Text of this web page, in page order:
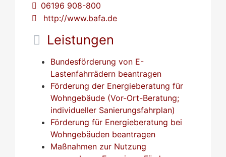
06196 908-800
http://www.bafa.de
Leistungen
Bundesförderung von E-
Lastenfahrrädern beantragen
Förderung der Energieberatung für
Wohngebäude (Vor-Ort-Beratung;
individueller Sanierungsfahrplan)
Förderung für Energieberatung bei
Wohngebäuden beantragen
Maßnahmen zur Nutzung